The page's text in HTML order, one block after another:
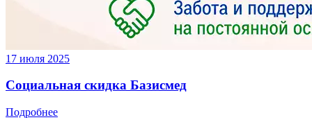
17 июля 2025
Социальная скидка Базисмед
Подробнее